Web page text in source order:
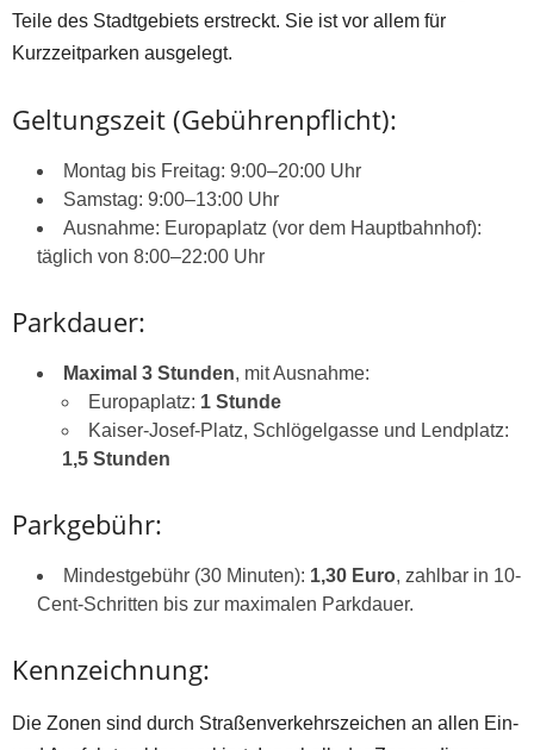
Teile des Stadtgebiets erstreckt. Sie ist vor allem für
Kurzzeitparken ausgelegt.
Geltungszeit (Gebührenpflicht):
Montag bis Freitag: 9:00–20:00 Uhr
Samstag: 9:00–13:00 Uhr
Ausnahme: Europaplatz (vor dem Hauptbahnhof):
täglich von 8:00–22:00 Uhr
Parkdauer:
Maximal 3 Stunden, mit Ausnahme:
Europaplatz: 1 Stunde
Kaiser-Josef-Platz, Schlögelgasse und Lendplatz:
1,5 Stunden
Parkgebühr:
Mindestgebühr (30 Minuten): 1,30 Euro, zahlbar in 10-
Cent-Schritten bis zur maximalen Parkdauer.
Kennzeichnung:
Die Zonen sind durch Straßenverkehrszeichen an allen Ein-